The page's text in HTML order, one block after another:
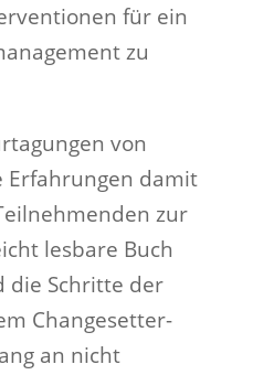
für ein
zu
von
Erfahrungen damit
zur
lesbare Buch
die Schritte der
Changesetter-
an nicht